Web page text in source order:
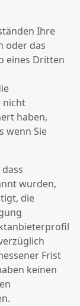
Ihre
oder das
eines Dritten
nicht
haben,
wenn Sie
wurden,
die
Frist
keinen